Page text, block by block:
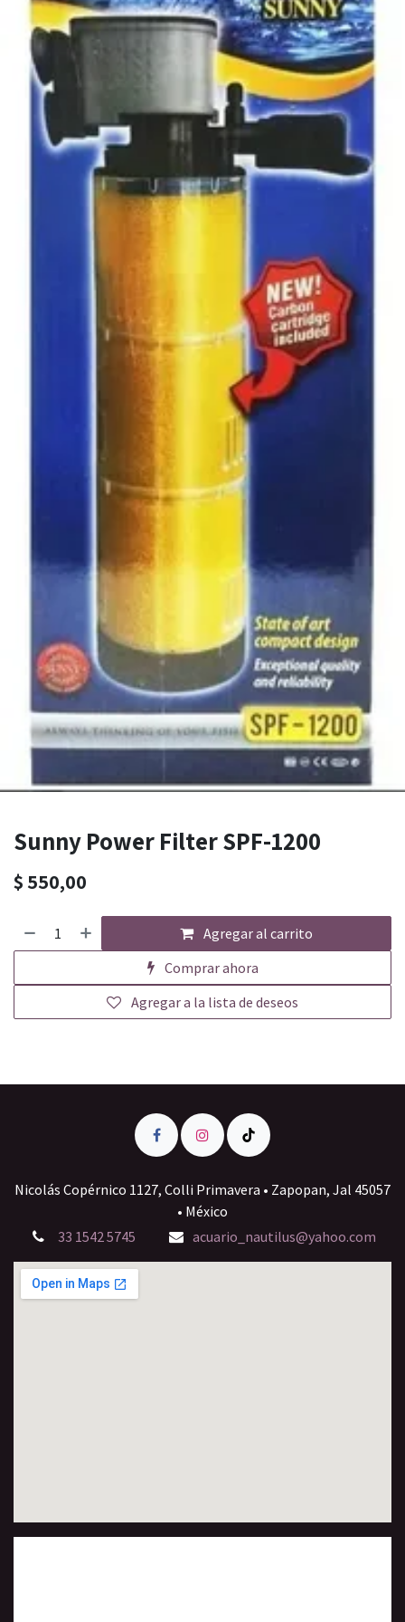
Sunny Power Filter SPF-1200
$ 550,00
Agregar al carrito
Comprar ahora
Agregar a la lista de deseos
Nicolás Copérnico 1127, Colli Primavera • Zapopan, Jal 45057
• México
33 1542 5745
acuario_nautilus@yahoo.com